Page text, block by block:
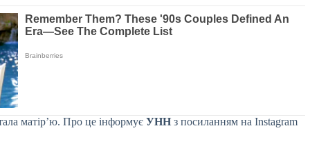
матір’ю. Про це інформує УНН з посиланням на Instagram